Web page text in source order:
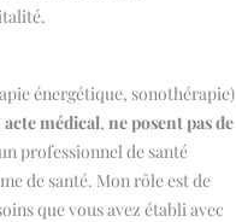
énergétique, sonothérapie)
médical, ne posent pas de
professionnel de santé
de santé. Mon rôle est de
que vous avez établi avec